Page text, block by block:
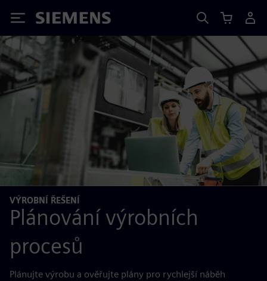
Siemens
VÝROBNÍ ŘEŠENÍ
Plánování výrobních
procesů
Plánujte výrobu a ověřujte plány pro rychlejší náběh